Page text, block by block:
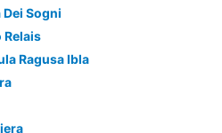
Sogni
Relais
Ragusa Ibla